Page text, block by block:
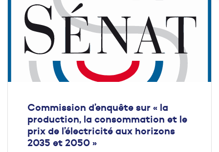
Commission d’enquête sur « la
production, la consommation et le
prix de l’électricité aux horizons
2035 et 2050 »